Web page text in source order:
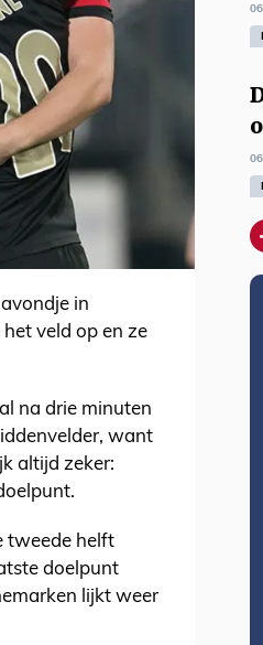
in
veld op en ze
na drie minuten
want
altijd zeker:
tweede helft
doelpunt
lijkt weer